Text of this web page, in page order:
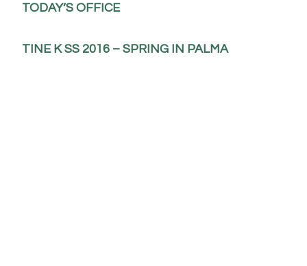
TODAY’S OFFICE
TINE K SS 2016 – SPRING IN PALMA